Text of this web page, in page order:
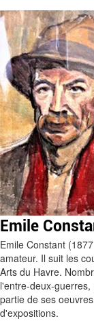
Emile
Emile Constant
amateur. Il suit les
Arts du Havre.
l'entre-deux-
partie de ses
d'expositions.